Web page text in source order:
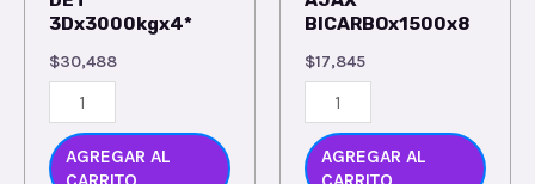
3Dx3000kgx4*
$30,488
AGREGAR AL
BICARBOx1500x8
$17,845
AGREGAR AL